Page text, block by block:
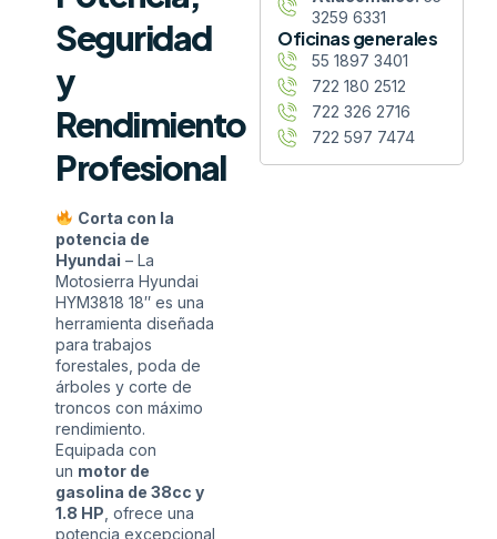
Seguridad
y
Rendimiento
Profesional
Corta con la
potencia de
Hyundai – La
Motosierra Hyundai
HYM3818 18″ es una
herramienta diseñada
para trabajos
forestales, poda de
árboles y corte de
troncos con máximo
rendimiento.
Equipada con
un motor de
gasolina de 38cc y
1.8 HP , ofrece una
potencia excepcional
3259 6331
Oficinas generales
55 1897 3401
722 180 2512
722 326 2716
722 597 7474